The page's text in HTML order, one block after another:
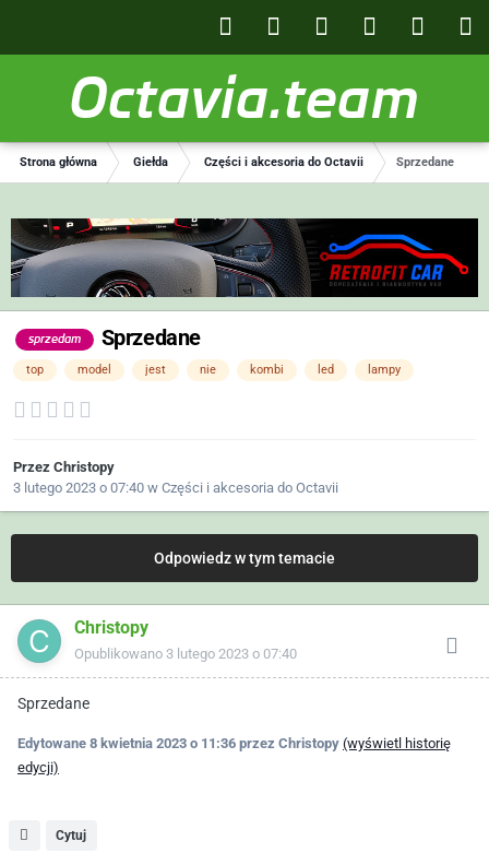
Octavia.team
Strona główna Giełda Części i akcesoria do Octavii Sprzedane
sprzedam Sprzedane
top model jest nie kombi led lampy
Przez Christopy
3 lutego 2023 o 07:40 w Części i akcesoria do Octavii
Odpowiedz w tym temacie
Christopy
Opublikowano 3 lutego 2023 o 07:40
Sprzedane
Edytowane 8 kwietnia 2023 o 11:36 przez Christopy (wyświetl historię
edycji)
Cytuj